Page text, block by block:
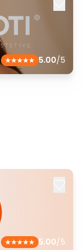
5.00/5
5.00/5